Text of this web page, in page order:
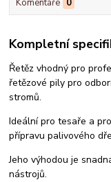
Kompletní
Řetěz vhodný pro
řetězové pily pro
stromů.
Ideální pro tesaře a
přípravu palivového
Jeho výhodou je
nástrojů.